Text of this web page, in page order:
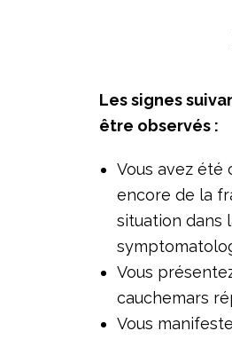
Les signes
être observés :
Vous avez été
encore de la
situation dans
Vous
cauchemars
Vous